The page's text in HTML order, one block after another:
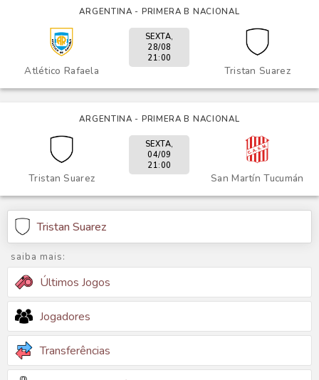
ARGENTINA - PRIMERA B NACIONAL
Atlético Rafaela Tristan Suarez
SEXTA,
28/08
21:00
ARGENTINA - PRIMERA B NACIONAL
Tristan Suarez San Martín Tucumán
SEXTA,
04/09
21:00
Tristan Suarez
saiba mais:
Últimos Jogos
Jogadores
Transferências